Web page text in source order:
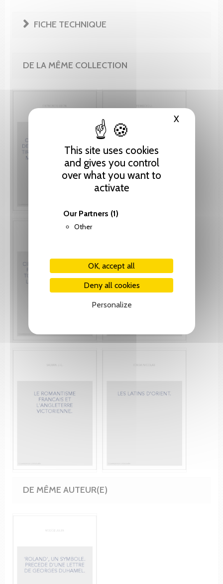
This site uses cookies
and gives you control
over what you want to
activate
Our Partners (1)
Other
OK, accept all
Deny all cookies
Personalize
XHide
FICHE TECHNIQUE
DE LA MÊME COLLECTION
DE MÊME AUTEUR(E)